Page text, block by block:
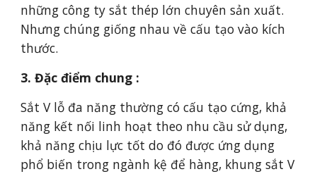
những công ty sắt thép lớn chuyên sản xuất.
Nhưng chúng giống nhau về cấu tạo vào kích
thước.
3. Đặc điểm chung :
Sắt V lỗ đa năng thường có cấu tạo cứng, khả
năng kết nối linh hoạt theo nhu cầu sử dụng,
khả năng chịu lực tốt do đó được ứng dụng
phổ biến trong ngành kệ để hàng, khung sắt V